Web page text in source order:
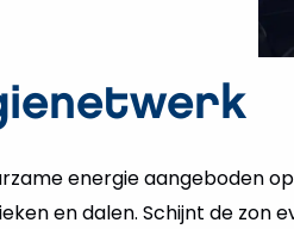
energie aangeboden
en dalen. Schijnt de zon